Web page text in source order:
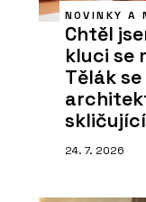
NOVINKY A
Chtěl
kluci se
Tělák
24. 7. 2026